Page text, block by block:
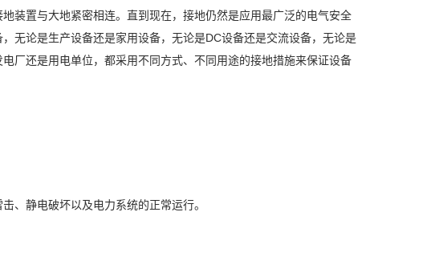
装置与大地紧密相连。直到现在，接地仍然是应用最广泛的电气安全
无论是生产设备还是家用设备，无论是DC设备还是交流设备，无论是
厂还是用电单位，都采用不同方式、不同用途的接地措施来保证设备
静电破坏以及电力系统的正常运行。